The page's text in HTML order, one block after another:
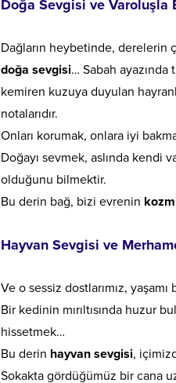
Doğa Sevgisi ve Varoluşla
Dağların heybetinde, derelerin
doğa sevgisi… Sabah
kemiren kuzuya duyulan
notalarıdır.
Onları korumak, onlara iyi
Doğayı sevmek, aslında kendi
olduğunu bilmektir.
Bu derin bağ, bizi evrenin
Hayvan Sevgisi ve
Ve o sessiz dostlarımız,
Bir kedinin mırıltısında huzur
hissetmek…
Bu derin hayvan sevgisi,
Sokakta gördüğümüz bir cana